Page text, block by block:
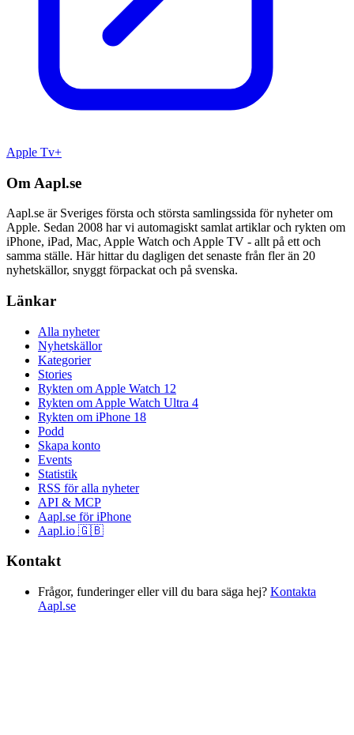
Apple Tv+
Om Aapl.se
Aapl.se är Sveriges första och största samlingssida för nyheter om
Apple. Sedan 2008 har vi automagiskt samlat artiklar och rykten om
iPhone, iPad, Mac, Apple Watch och Apple TV - allt på ett och
samma ställe. Här hittar du dagligen det senaste från fler än 20
nyhetskällor, snyggt förpackat och på svenska.
Länkar
Alla nyheter
Nyhetskällor
Kategorier
Stories
Rykten om Apple Watch 12
Rykten om Apple Watch Ultra 4
Rykten om iPhone 18
Podd
Skapa konto
Events
Statistik
RSS för alla nyheter
API & MCP
Aapl.se för iPhone
Aapl.io 🇬🇧
Kontakt
Frågor, funderinger eller vill du bara säga hej? Kontakta
Aapl.se